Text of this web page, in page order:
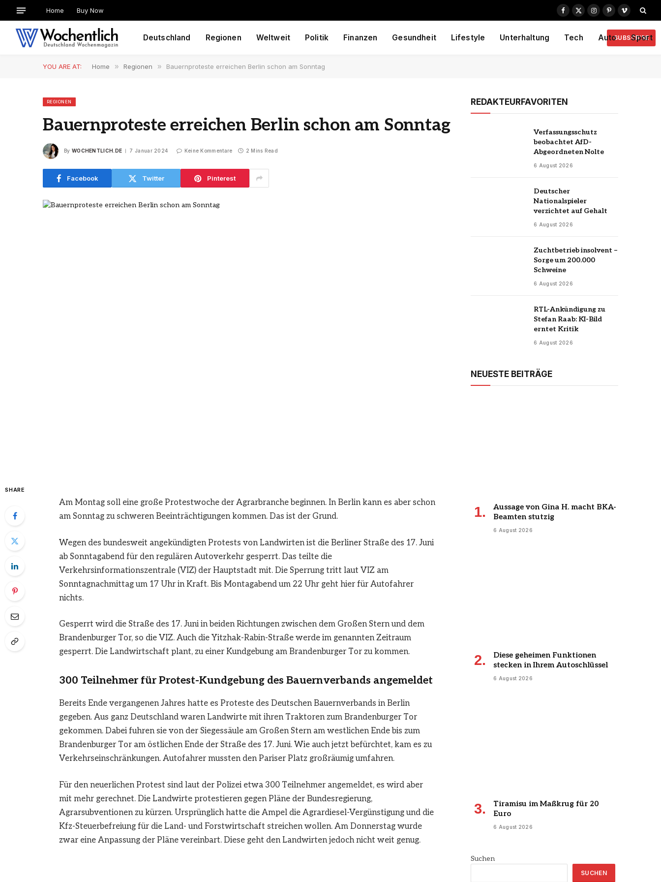
Home Buy Now
Facebook
X
Instagram
PinterestVimeo
Deutschland Regionen Weltweit Politik Finanzen Gesundheit Lifestyle Unterhaltung Tech Auto Sport
SUBSCRIBE
YOU ARE AT: Home » Regionen » Bauernproteste erreichen Berlin schon am Sonntag
REGIONEN
Bauernproteste erreichen Berlin schon am Sonntag
By WOCHENTLICH.DE 7 Januar 2024 Keine Kommentare 2 Mins Read
Facebook Twitter Pinterest
SHARE
Am Montag soll eine große Protestwoche der Agrarbranche beginnen. In Berlin kann es aber schon
am Sonntag zu schweren Beeinträchtigungen kommen. Das ist der Grund.
Wegen des bundesweit angekündigten Protests von Landwirten ist die Berliner Straße des 17. Juni
ab Sonntagabend für den regulären Autoverkehr gesperrt. Das teilte die
Verkehrsinformationszentrale (VIZ) der Hauptstadt mit. Die Sperrung tritt laut VIZ am
Sonntagnachmittag um 17 Uhr in Kraft. Bis Montagabend um 22 Uhr geht hier für Autofahrer
nichts.
Gesperrt wird die Straße des 17. Juni in beiden Richtungen zwischen dem Großen Stern und dem
Brandenburger Tor, so die VIZ. Auch die Yitzhak-Rabin-Straße werde im genannten Zeitraum
gesperrt. Die Landwirtschaft plant, zu einer Kundgebung am Brandenburger Tor zu kommen.
300 Teilnehmer für Protest-Kundgebung des Bauernverbands angemeldet
Bereits Ende vergangenen Jahres hatte es Proteste des Deutschen Bauernverbands in Berlin
gegeben. Aus ganz Deutschland waren Landwirte mit ihren Traktoren zum Brandenburger Tor
gekommen. Dabei fuhren sie von der Siegessäule am Großen Stern am westlichen Ende bis zum
Brandenburger Tor am östlichen Ende der Straße des 17. Juni. Wie auch jetzt befürchtet, kam es zu
Verkehrseinschränkungen. Autofahrer mussten den Pariser Platz großräumig umfahren.
Für den neuerlichen Protest sind laut der Polizei etwa 300 Teilnehmer angemeldet, es wird aber
mit mehr gerechnet. Die Landwirte protestieren gegen Pläne der Bundesregierung,
Agrarsubventionen zu kürzen. Ursprünglich hatte die Ampel die Agrardiesel-Vergünstigung und die
Kfz-Steuerbefreiung für die Land- und Forstwirtschaft streichen wollen. Am Donnerstag wurde
zwar eine Anpassung der Pläne vereinbart. Diese geht den Landwirten jedoch nicht weit genug.
REDAKTEURFAVORITEN
Verfassungsschutz
beobachtet AfD-
Abgeordneten Nolte
6 August 2026
Deutscher
Nationalspieler
verzichtet auf Gehalt
6 August 2026
Zuchtbetrieb insolvent –
Sorge um 200.000
Schweine
6 August 2026
RTL-Ankündigung zu
Stefan Raab: KI-Bild
erntet Kritik
6 August 2026
NEUESTE BEITRÄGE
Aussage von Gina H. macht BKA-
Beamten stutzig
6 August 2026
Diese geheimen Funktionen
stecken in Ihrem Autoschlüssel
6 August 2026
Tiramisu im Maßkrug für 20
Euro
6 August 2026
Suchen
SUCHEN